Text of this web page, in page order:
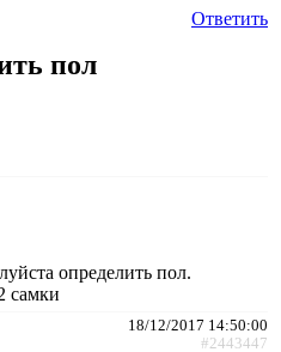
Ответить
пол
определить пол.
самки
18/12/2017 14:50:00
#2443447